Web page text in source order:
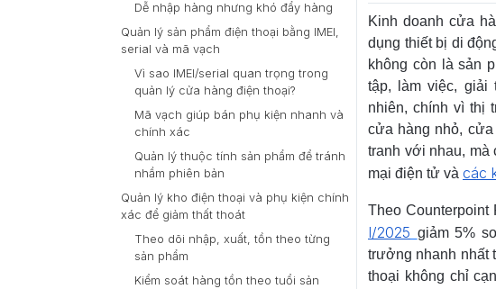
Dễ nhập hàng nhưng khó đẩy hàng
Quản lý sản phẩm điện thoại bằng IMEI,
serial và mã vạch
Vì sao IMEI/serial quan trọng trong
quản lý cửa hàng điện thoại?
Mã vạch giúp bán phụ kiện nhanh và
chính xác
Quản lý thuộc tính sản phẩm để tránh
nhầm phiên bản
Quản lý kho điện thoại và phụ kiện chính
xác để giảm thất thoát
Theo dõi nhập, xuất, tồn theo từng
sản phẩm
Kiểm soát hàng tồn theo tuổi sản
Kinh doanh cửa
dụng thiết bị di
không còn là sản
tập, làm việc, giải
nhiên, chính vì thị
cửa hàng nhỏ,
tranh với nhau,
mại điện tử và các
Theo Counterpoint
I/2025 giảm 5%
trưởng nhanh nhất
thoại không chỉ